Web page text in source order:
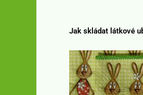
Jak skládat látkové